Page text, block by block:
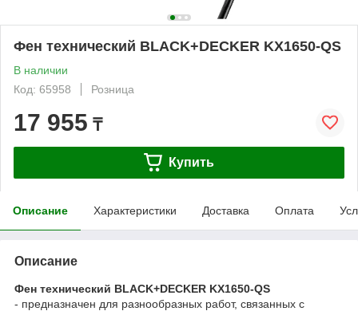
Фен технический BLACK+DECKER KX1650-QS
В наличии
Код: 65958
Розница
17 955 ₸
Купить
Описание Характеристики Доставка Оплата
Описание
Фен технический BLACK+DECKER KX1650-QS
- предназначен для разнообразных работ, связанных с